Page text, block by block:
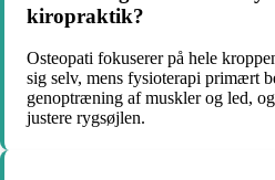
kiropraktik?
Osteopati fokuserer på hele
sig selv, mens fysioterapi primært
genoptræning af muskler og led,
justere rygsøjlen.